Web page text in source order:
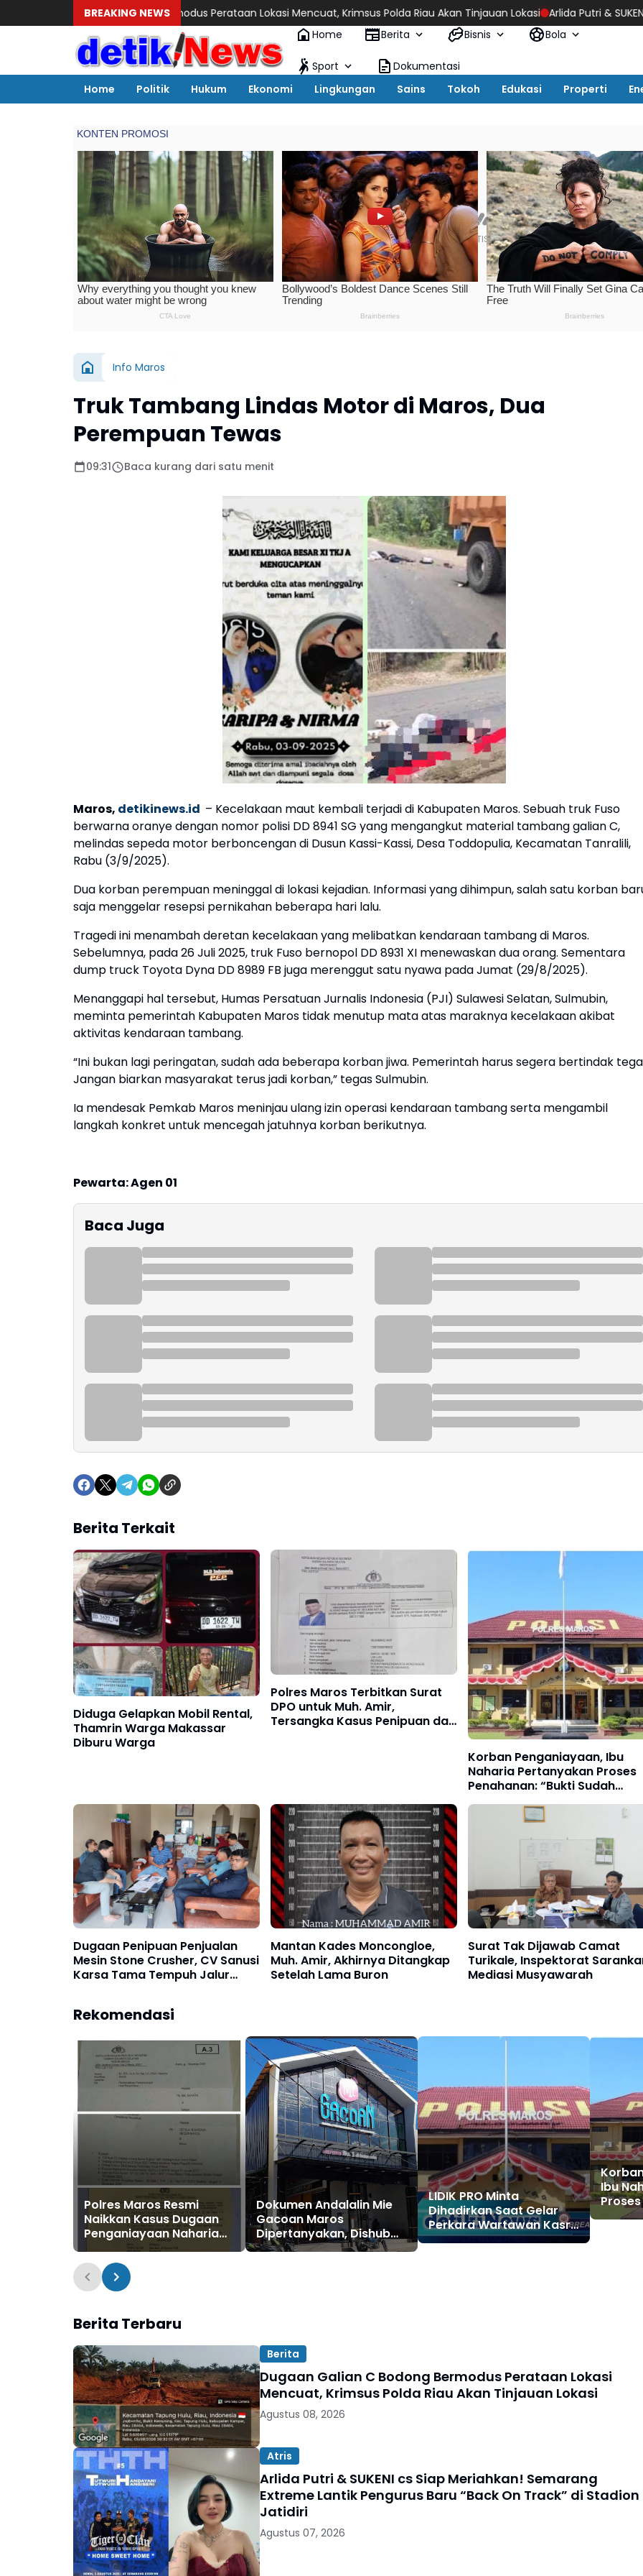
BREAKING NEWS
C Bodong Bermodus Perataan Lokasi Mencuat, Krimsus Polda Riau Akan Tinjauan Lokasi Arlida Putri & SUKENI cs Siap
Home
Berita Bisnis Bola
Sport
Dokumentasi
Home
Politik Hukum Ekonomi Lingkungan Sains Tokoh Edukasi Properti
Info Maros
Truk Tambang Lindas Motor di Maros, Dua
Perempuan Tewas
09:31 Baca kurang dari satu menit
Maros, detikinews.id – Kecelakaan maut kembali terjadi di Kabupaten Maros. Sebuah truk Fuso
berwarna oranye dengan nomor polisi DD 8941 SG yang mengangkut material tambang galian C,
melindas sepeda motor berboncengan di Dusun Kassi-Kassi, Desa Toddopulia, Kecamatan Tanralili,
Rabu (3/9/2025).
Dua korban perempuan meninggal di lokasi kejadian. Informasi yang dihimpun, salah satu korban
saja menggelar resepsi pernikahan beberapa hari lalu.
Tragedi ini menambah deretan kecelakaan yang melibatkan kendaraan tambang di Maros.
Sebelumnya, pada 26 Juli 2025, truk Fuso bernopol DD 8931 XI menewaskan dua orang. Sementara
dump truck Toyota Dyna DD 8989 FB juga merenggut satu nyawa pada Jumat (29/8/2025).
Menanggapi hal tersebut, Humas Persatuan Jurnalis Indonesia (PJI) Sulawesi Selatan, Sulmubin,
meminta pemerintah Kabupaten Maros tidak menutup mata atas maraknya kecelakaan akibat
aktivitas kendaraan tambang.
“Ini bukan lagi peringatan, sudah ada beberapa korban jiwa. Pemerintah harus segera bertindak
Jangan biarkan masyarakat terus jadi korban,” tegas Sulmubin.
Ia mendesak Pemkab Maros meninjau ulang izin operasi kendaraan tambang serta mengambil
langkah konkret untuk mencegah jatuhnya korban berikutnya.
Pewarta: Agen 01
Baca Juga
Berita Terkait
Diduga Gelapkan Mobil Rental,
Thamrin Warga Makassar
Diburu Warga
Polres Maros Terbitkan Surat
DPO untuk Muh. Amir,
Tersangka Kasus Penipuan dan
Korban Penganiayaan, Ibu
Naharia Pertanyakan Proses
Penahanan: “Bukti Sudah
Cukup, Kenapa Belum
Ditahan?”
Dugaan Penipuan Penjualan
Mesin Stone Crusher, CV Sanusi
Karsa Tama Tempuh Jalur
Mantan Kades Moncongloe,
Muh. Amir, Akhirnya Ditangkap
Setelah Lama Buron
Surat Tak Dijawab Camat
Turikale, Inspektorat
Mediasi Musyawarah
Rekomendasi
Polres Maros Resmi
Naikkan Kasus Dugaan
Penganiayaan Naharia
ke Tahap Penyidikan,
LIDIK PRO Desak
Penahanan Terlapor
Dokumen Andalalin Mie
Gacoan Maros
Dipertanyakan, Dishub
Maros Diabaikan, LBH
LIDIK PRO Minta
Dihadirkan Saat Gelar
Perkara Wartawan Kasra
di Polres Maros
Ibu
Sudah
Berita Terbaru
Berita
Dugaan Galian C Bodong Bermodus Perataan Lokasi
Mencuat, Krimsus Polda Riau Akan Tinjauan Lokasi
Agustus 08, 2026
Atris
Arlida Putri & SUKENI cs Siap Meriahkan! Semarang
Extreme Lantik Pengurus Baru “Back On Track” di Stadion
Jatidiri
Agustus 07, 2026